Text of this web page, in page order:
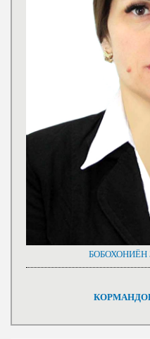
БОБОХОНИЁН